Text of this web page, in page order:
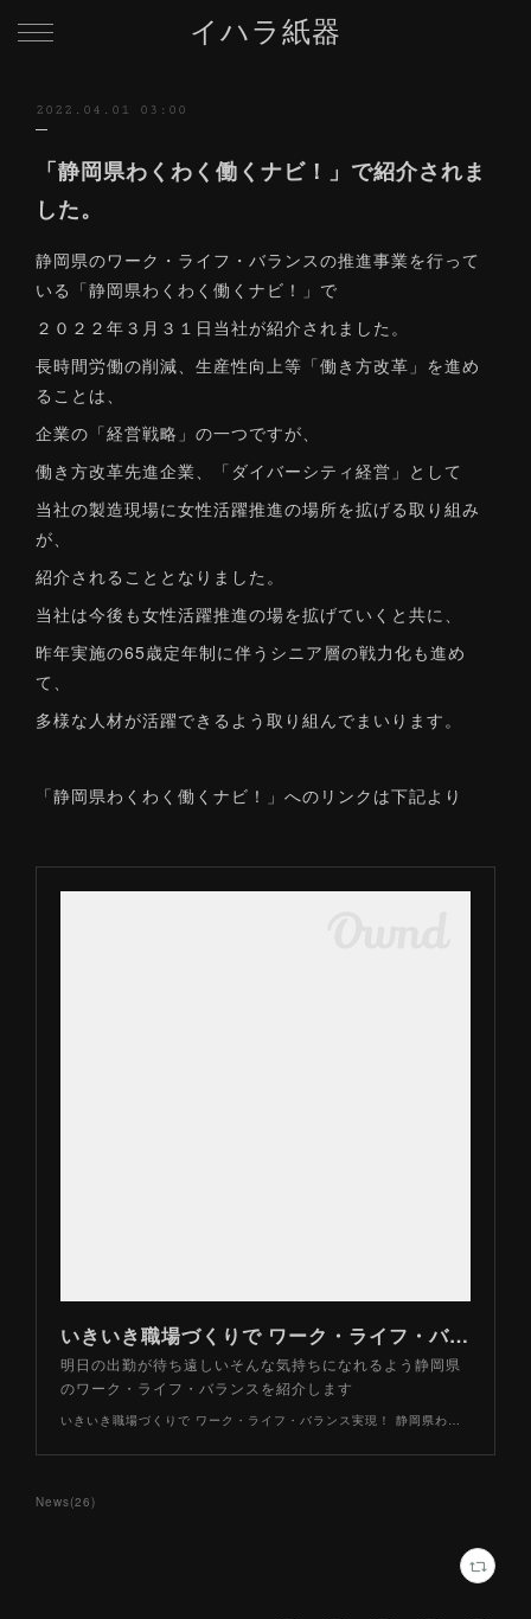
イハラ紙器
2022.04.01 03:00
「静岡県わくわく働くナビ！」で紹介されま
した。
静岡県のワーク・ライフ・バランスの推進事業を行って
いる「静岡県わくわく働くナビ！」で
２０２２年３月３１日当社が紹介されました。
長時間労働の削減、生産性向上等「働き方改革」を進め
ることは、
企業の「経営戦略」の一つですが、
働き方改革先進企業、「ダイバーシティ経営」として
当社の製造現場に女性活躍推進の場所を拡げる取り組み
が、
紹介されることとなりました。
当社は今後も女性活躍推進の場を拡げていくと共に、
昨年実施の65歳定年制に伴うシニア層の戦力化も進め
て、
多様な人材が活躍できるよう取り組んでまいります。
「静岡県わくわく働くナビ！」へのリンクは下記より
いきいき職場づくりで ワーク・ライフ・バランス実現！ 静岡県わくわく働くナビ！
明日の出勤が待ち遠しいそんな気持ちになれるよう静岡県
のワーク・ライフ・バランスを紹介します
いきいき職場づくりで ワーク・ライフ・バランス実現！ 静岡県わくわく働くナビ！
News(26)